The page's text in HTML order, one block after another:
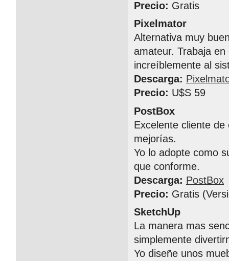
Precio: Gratis
Pixelmator
Alternativa muy
amateur. Trabaja
increíblemente al
Descarga:
Precio: U$S 59
PostBox
Excelente cliente
mejorías.
Yo lo adopte como
que conforme.
Descarga: PostBox
Precio: Gratis
SketchUp
La manera mas
simplemente
Yo diseñe unos